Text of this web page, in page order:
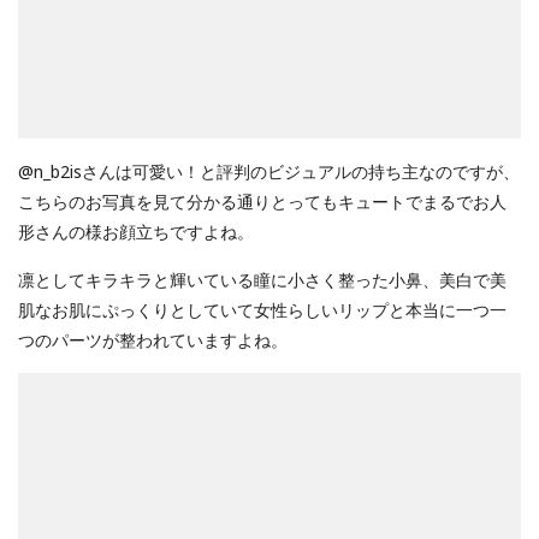
@n_b2isさんは可愛い！と評判のビジュアルの持ち主なのですが、
こちらのお写真を見て分かる通りとってもキュートでまるでお人
形さんの様お顔立ちですよね。
凛としてキラキラと輝いている瞳に小さく整った小鼻、美白で美
肌なお肌にぷっくりとしていて女性らしいリップと本当に一つ一
つのパーツが整われていますよね。